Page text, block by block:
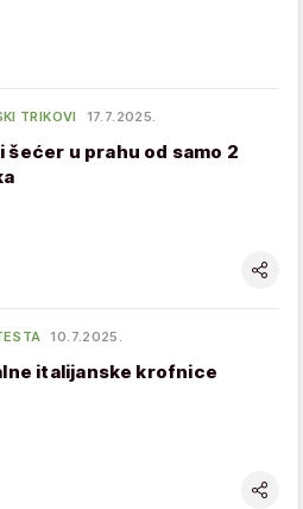
TRIKOVI 17.7.2025.
šećer u prahu od samo 2
10.7.2025.
italijanske krofnice